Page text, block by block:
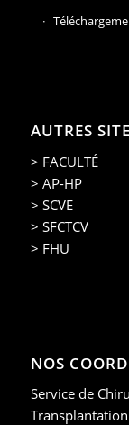
AUTRES
> FACULTÉ
> AP-HP
> SCVE
> SFCTCV
> FHU
NOS
Service de